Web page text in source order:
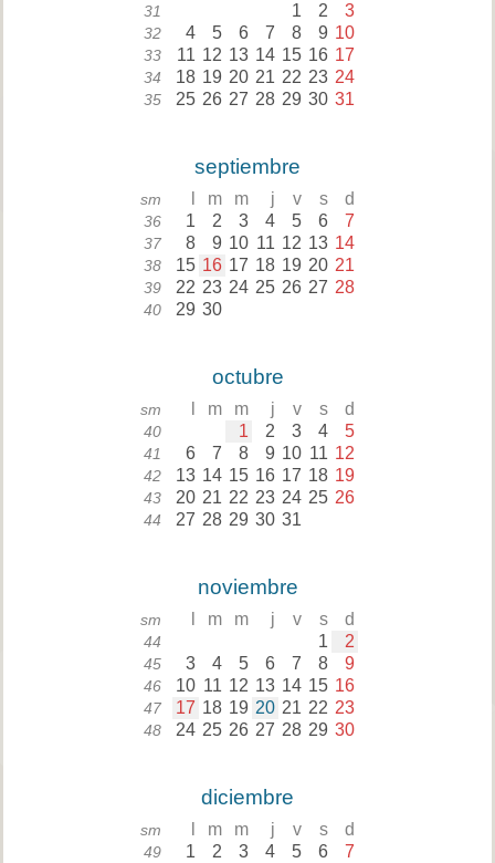
31 1 2 3
32 4 5 6 7 8 9 10
33 11 12 13 14 15 16 17
34 18 19 20 21 22 23 24
35 25 26 27 28 29 30 31
septiembre
sm m m j v s d
36 1 2 3 4 5 6 7
37 8 9 10 11 12 13 14
38 15 16 17 18 19 20 21
39 22 23 24 25 26 27 28
40 29 30
octubre
sm m m j v s d
40 1 2 3 4 5
41 6 7 8 9 10 11 12
42 13 14 15 16 17 18 19
43 20 21 22 23 24 25 26
44 27 28 29 30 31
noviembre
sm m m j v s d
44 1 2
45 3 4 5 6 7 8 9
46 10 11 12 13 14 15 16
47 17 18 19 20 21 22 23
48 24 25 26 27 28 29 30
diciembre
sm m m j v s d
49 1 2 3 4 5 6 7